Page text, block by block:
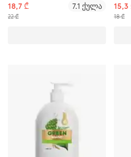
18,7 ₾
22 ₾
7.1 ქულა 15,3
18 ₾